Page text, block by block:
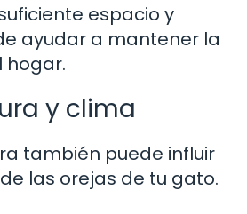
espacio y
ayudar a mantener la
hogar.
y clima
también puede influir
las orejas de tu gato.